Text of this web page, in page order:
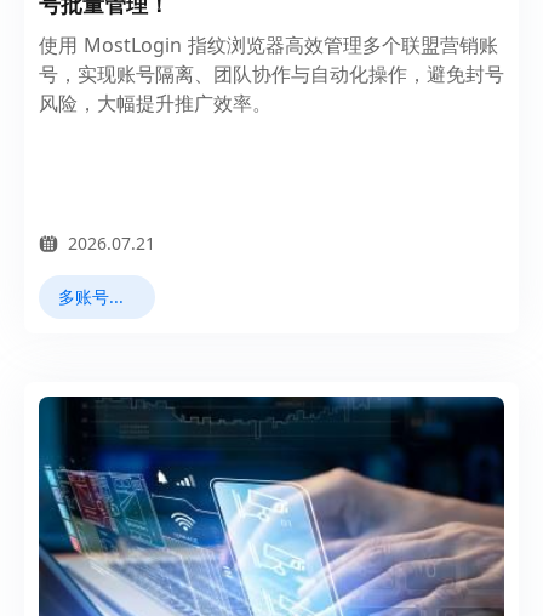
使用 MostLogin 指纹浏览器高效管理多个联盟营销账
号，实现账号隔离、团队协作与自动化操作，避免封号
风险，大幅提升推广效率。
2026.07.21
多账号管理